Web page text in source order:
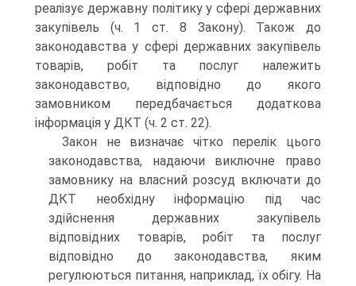
реалізує державну політику у сфері державних
закупівель (ч. 1 ст. 8 Закону). Також до
законодавства у сфері державних закупівель
товарів, робіт та послуг належить
законодавство, відповідно до якого
замовником передбачається додаткова
інформація у ДКТ (ч. 2 ст. 22).
Закон не визначає чітко перелік цього
законодавства, надаючи виключне право
замовнику на власний розсуд включати до
ДКТ необхідну інформацію під час
здійснення державних закупівель
відповідних товарів, робіт та послуг
відповідно до законодавства, яким
регулюються питання, наприклад, їх обігу. На